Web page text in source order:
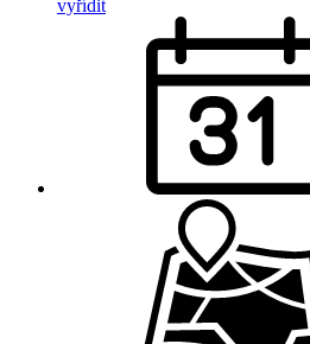
vyřídit